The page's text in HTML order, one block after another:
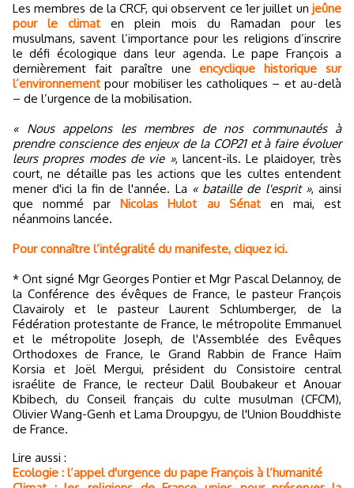
Les membres de la CRCF, qui observent ce 1er juillet un jeûne
pour le climat en plein mois du Ramadan pour les
musulmans, savent l’importance pour les religions d’inscrire
le défi écologique dans leur agenda. Le pape François a
dernièrement fait paraître uneencyclique historique sur
l’environnement pour mobiliser les catholiques – et au-delà
– de l’urgence de la mobilisation.
« Nous appelons les membres de nos communautés à
prendre conscience des enjeux de la COP21 et à faire évoluer
leurs propres modes de vie », lancent-ils. Le plaidoyer, très
court, ne détaille pas les actions que les cultes entendent
mener d'ici la fin de l'année. La « bataille de l'esprit », ainsi
que nommé par Nicolas Hulot au Sénaten mai, est
néanmoins lancée.
Pour connaître l’intégralité du manifeste, cliquez ici.
* Ont signé Mgr Georges Pontier et Mgr Pascal Delannoy, de
la Conférence des évêques de France, le pasteur François
Clavairoly et le pasteur Laurent Schlumberger, de la
Fédération protestante de France, le métropolite Emmanuel
et le métropolite Joseph, de l'Assemblée des Evêques
Orthodoxes de France, le Grand Rabbin de France Haïm
Korsia et Joël Mergui, président du Consistoire central
israélite de France, le recteur Dalil Boubakeur et Anouar
Kbibech, du Conseil français du culte musulman (CFCM),
Olivier Wang-Genh et Lama Droupgyu, de l'Union Bouddhiste
de France.
Lire aussi :
Ecologie : l’appel d'urgence du pape François à l’humanité